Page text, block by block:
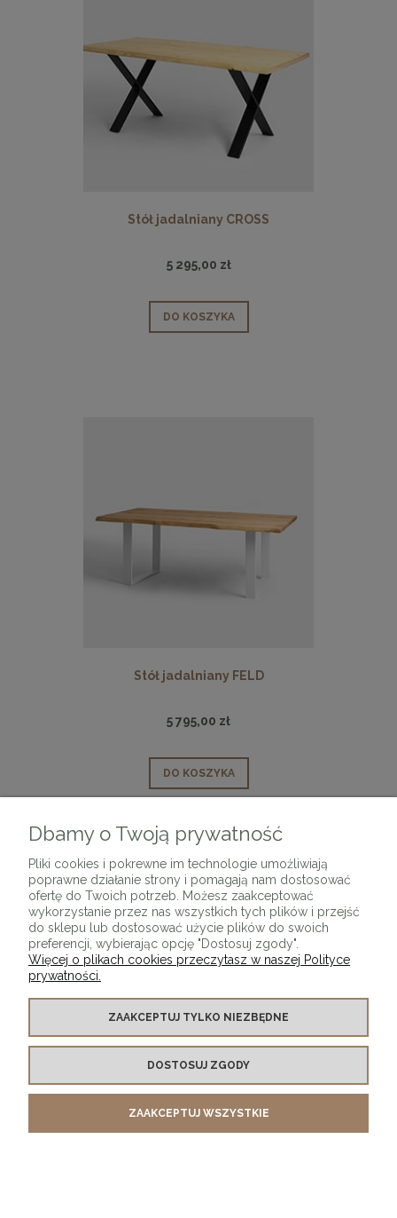
Stół jadalniany CROSS
5 295,00 zł
DO KOSZYKA
Stół jadalniany FELD
5 795,00 zł
DO KOSZYKA
Stół jadalniany HOFER
Dbamy o Twoją prywatność
Pliki cookies i pokrewne im technologie umożliwiają
poprawne działanie strony i pomagają nam dostosować
ofertę do Twoich potrzeb. Możesz zaakceptować
wykorzystanie przez nas wszystkich tych plików i przejść
do sklepu lub dostosować użycie plików do swoich
preferencji, wybierając opcję "Dostosuj zgody".
Więcej o plikach cookies przeczytasz w naszej Polityce
prywatności.
ZAAKCEPTUJ TYLKO NIEZBĘDNE
DOSTOSUJ ZGODY
ZAAKCEPTUJ WSZYSTKIE